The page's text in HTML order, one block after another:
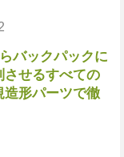
バックパックに
させるすべての
造形パーツで徹